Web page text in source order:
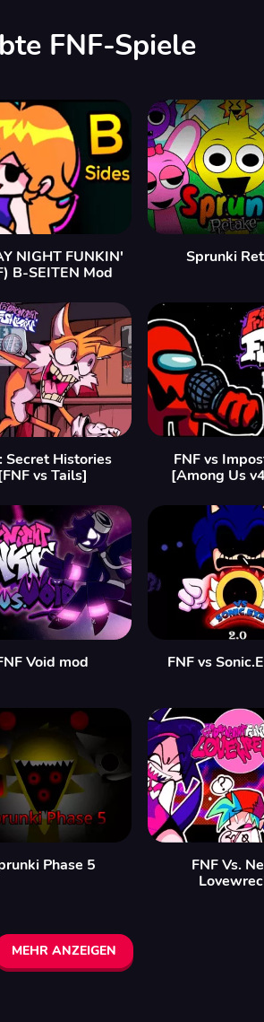
FNF-Spiele
NIGHT FUNKIN'
B-SEITEN Mod
Sprunki
Secret Histories
vs Tails]
FNF vs
[Among Us
Void mod FNF vs
Phase 5
FNF Vs.
MEHR ANZEIGEN